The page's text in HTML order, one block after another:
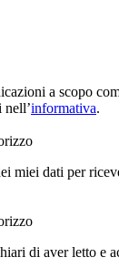
a scopo
informativa.
miei dati per
di aver letto e